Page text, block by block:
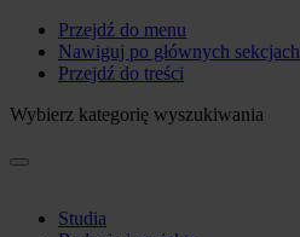
Przejdź do menu
Nawiguj po głównych sekcjach
Przejdź do treści
Wybierz kategorię wyszukiwania
Studia